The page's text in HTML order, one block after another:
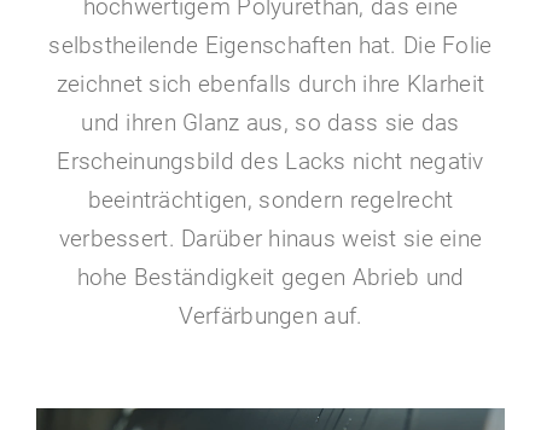
hochwertigem Polyurethan, das eine
selbstheilende Eigenschaften hat. Die Folie
zeichnet sich ebenfalls durch ihre Klarheit
und ihren Glanz aus, so dass sie das
Erscheinungsbild des Lacks nicht negativ
beeinträchtigen, sondern regelrecht
verbessert. Darüber hinaus weist sie eine
hohe Beständigkeit gegen Abrieb und
Verfärbungen auf.